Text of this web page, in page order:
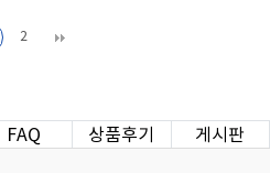
2
FAQ 상품후기 게시판